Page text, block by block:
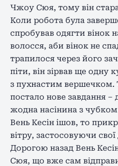
Чжоу Сюя, тому він
Коли робота була
спробував одягти вінок
волосся, аби вінок не
трапилося через його
піти, він зірвав ще одну
з пухнастим вершечком.
постало нове завдання –
жодна насінина з
Вень Кесін ішов, то
вітру, застосовуючи
Дорогою назад Вень
Сюя, що вже сам